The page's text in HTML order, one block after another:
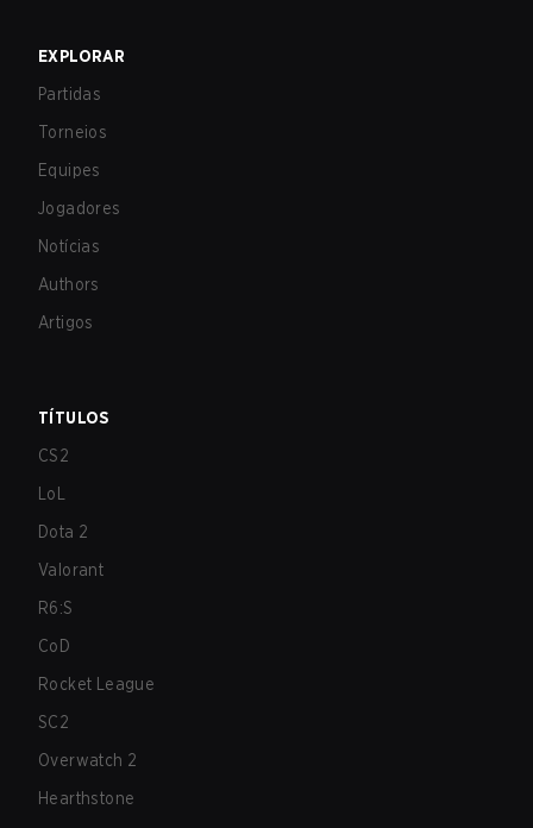
EXPLORAR
Partidas
Torneios
Equipes
Jogadores
Notícias
Authors
Artigos
TÍTULOS
CS2
LoL
Dota 2
Valorant
R6:S
CoD
Rocket League
SC2
Overwatch 2
Hearthstone